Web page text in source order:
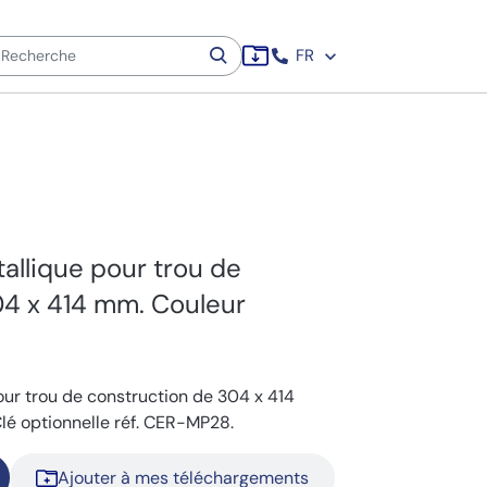
FR
pour trou de
x 414 mm. Couleur
trou de construction de 304 x 414
optionnelle réf. CER-MP28.
Ajouter à mes téléchargements